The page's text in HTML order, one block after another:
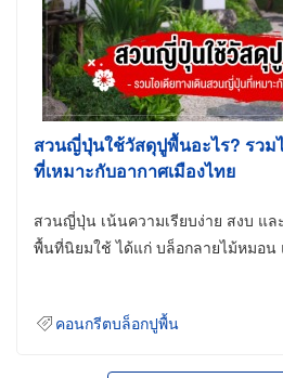
สวนญี่ปุ่นใช้วัสดุปูพื้นอะไร? รวม
ที่เหมาะกับอากาศเมืองไทย
สวนญี่ปุ่น เน้นความเรียบง่าย สงบ แ
พื้นที่นิยมใช้ ได้แก่ บล็อกลายไม้หมอ
คอนกรีตบล็อกปูพื้น